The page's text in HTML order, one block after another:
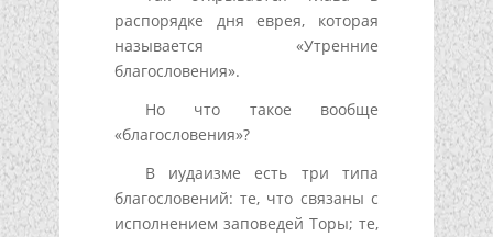
распорядке дня еврея, которая
называется «Утренние
благословения».
Но что такое вообще
«благословения»?
В иудаизме есть три типа
благословений: те, что связаны с
исполнением заповедей Торы; те,